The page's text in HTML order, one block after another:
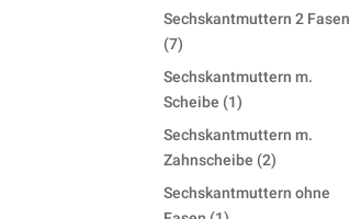
product
Sechskantmuttern 2 Fasen
77
products
Sechskantmuttern m.
Scheibe
11
product
Sechskantmuttern m.
Zahnscheibe 22
products
Sechskantmuttern ohne